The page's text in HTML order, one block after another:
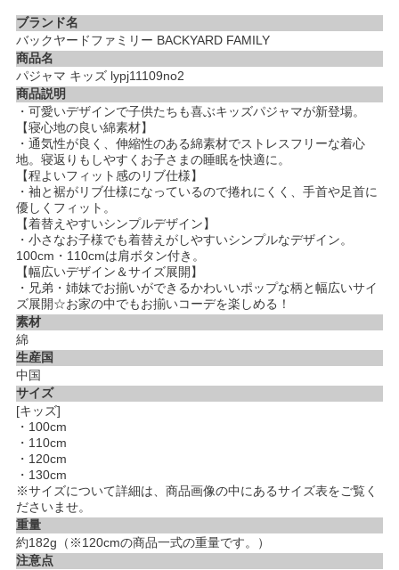
ブランド名
バックヤードファミリー BACKYARD FAMILY
商品名
パジャマ キッズ lypj11109no2
商品説明
・可愛いデザインで子供たちも喜ぶキッズパジャマが新登場。
【寝心地の良い綿素材】
・通気性が良く、伸縮性のある綿素材でストレスフリーな着心
地。寝返りもしやすくお子さまの睡眠を快適に。
【程よいフィット感のリブ仕様】
・袖と裾がリブ仕様になっているので捲れにくく、手首や足首に
優しくフィット。
【着替えやすいシンプルデザイン】
・小さなお子様でも着替えがしやすいシンプルなデザイン。
100cm・110cmは肩ボタン付き。
【幅広いデザイン＆サイズ展開】
・兄弟・姉妹でお揃いができるかわいいポップな柄と幅広いサイ
ズ展開☆お家の中でもお揃いコーデを楽しめる！
素材
綿
生産国
中国
サイズ
[キッズ]
・100cm
・110cm
・120cm
・130cm
※サイズについて詳細は、商品画像の中にあるサイズ表をご覧く
ださいませ。
重量
約182g（※120cmの商品一式の重量です。）
注意点